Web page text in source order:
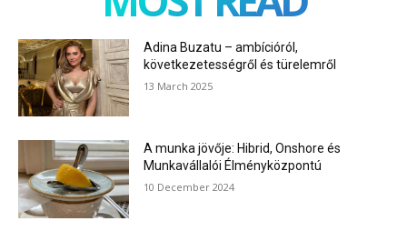
Adina Buzatu – ambícióról,
következetességről és türelemről
13 March 2025
A munka jövője: Hibrid, Onshore és
Munkavállalói Élményközpontú
10 December 2024